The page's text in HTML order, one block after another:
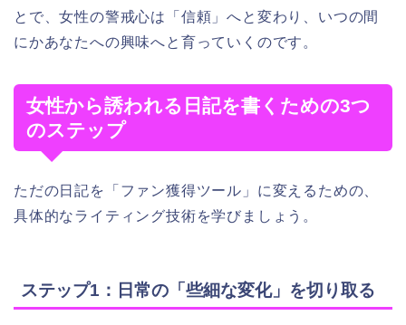
とで、女性の警戒心は「信頼」へと変わり、いつの間
にかあなたへの興味へと育っていくのです。
女性から誘われる日記を書くための3つ
のステップ
ただの日記を「ファン獲得ツール」に変えるための、
具体的なライティング技術を学びましょう。
ステップ1：日常の「些細な変化」を切り取る